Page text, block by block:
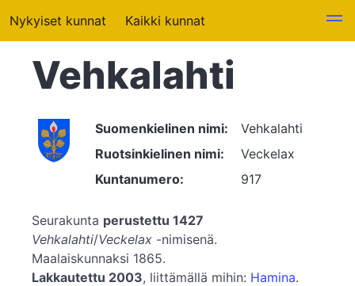
Nykyiset kunnat Kaikki kunnat
Vehkalahti
Suomenkielinen nimi:
Vehkalahti
Ruotsinkielinen nimi:
Veckelax
Kuntanumero:
917
Seurakunta perustettu 1427
Vehkalahti/Veckelax -nimisenä.
Maalaiskunnaksi 1865.
Lakkautettu 2003, liittämällä mihin: Hamina.